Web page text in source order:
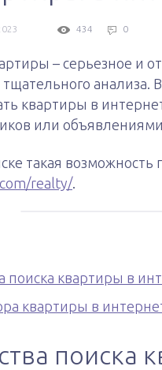
434 0
– серьезное и
квартиры в
или объявлениями
такая возможность
realty/.
поиска квартиры в
квартиры в
поиска